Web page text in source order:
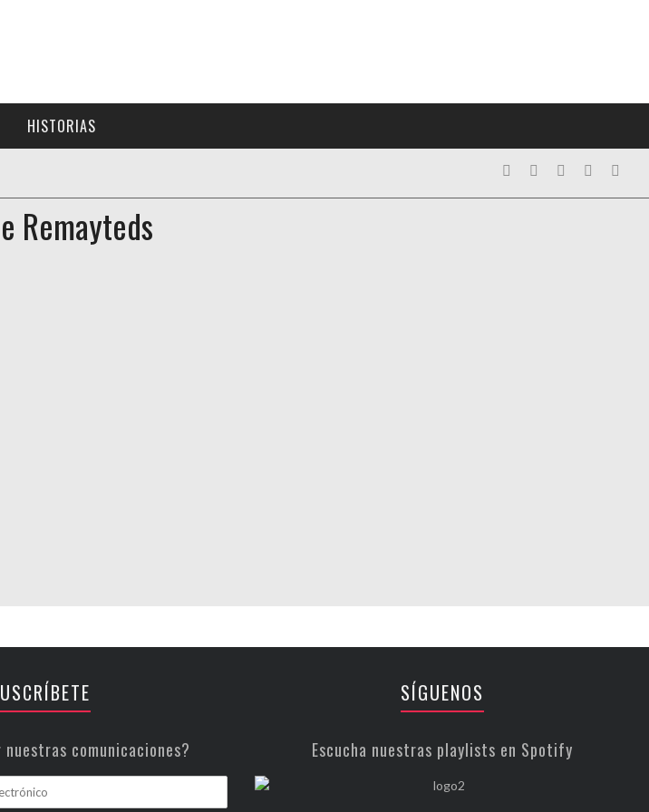
HISTORIAS
Remayteds
comunicaciones?
SÍGUENOS
Escucha nuestras playlists en Spotify